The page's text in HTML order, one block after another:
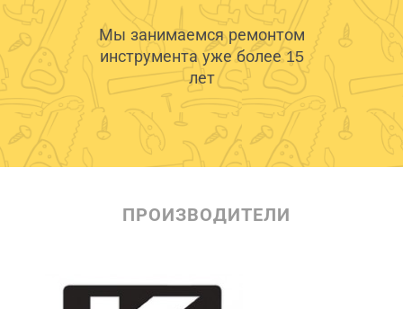
Мы занимаемся ремонтом
инструмента уже более 15
лет
ПРОИЗВОДИТЕЛИ